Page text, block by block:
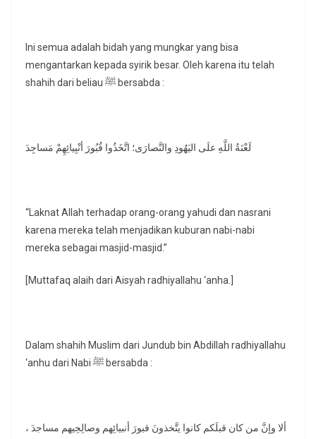
Ini semua adalah bidah yang mungkar yang bisa
mengantarkan kepada syirik besar. Oleh karena itu telah
shahih dari beliau ﷺ bersabda :
لَعْنَةُ اللَّهِ علَى اليَهُودِ والنَّصارَى؛ اتَّخَذُوا قُبُورَ أنْبِيائِهِمْ مَساجِدَ
“Laknat Allah terhadap orang-orang yahudi dan nasrani
karena mereka telah menjadikan kuburan nabi-nabi
mereka sebagai masjid-masjid.”
[Muttafaq alaih dari Aisyah radhiyallahu ‘anha.]
Dalam shahih Muslim dari Jundub bin Abdillah radhiyallahu
‘anhu dari Nabi ﷺ bersabda :
ألا وإنَّ من كان قبلَكم كانوا يتَّخذونَ قبورَ أنبيائِهم وصالِحِيهم مساجدَ ،